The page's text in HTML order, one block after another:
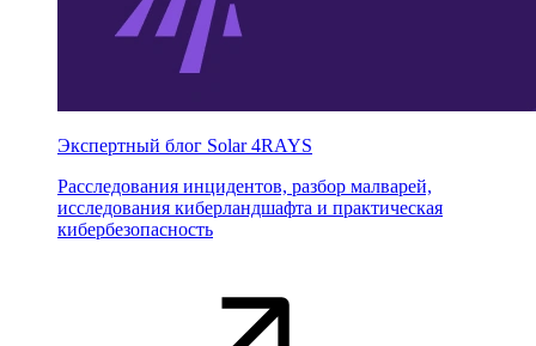
Экспертный блог Solar 4RAYS
Расследования инцидентов, разбор малварей,
исследования киберландшафта и практическая
кибербезопасность